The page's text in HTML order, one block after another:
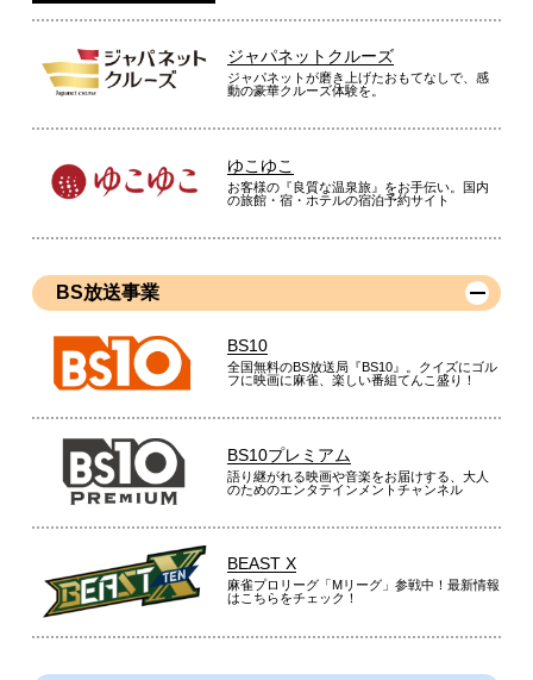
ジャパネットクルーズ
ジャパネットが磨き上げたおもてなしで、感
動の豪華クルーズ体験を。
ゆこゆこ
お客様の『良質な温泉旅』をお手伝い。国内
の旅館・宿・ホテルの宿泊予約サイト
BS放送事業
BS10
全国無料のBS放送局『BS10』。クイズにゴル
フに映画に麻雀、楽しい番組てんこ盛り！
BS10プレミアム
語り継がれる映画や音楽をお届けする、大人
のためのエンタテインメントチャンネル
BEAST X
麻雀プロリーグ「Mリーグ」参戦中！最新情報
はこちらをチェック！